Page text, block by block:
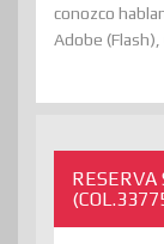
conozco
Adobe (Flash),
RESERVA